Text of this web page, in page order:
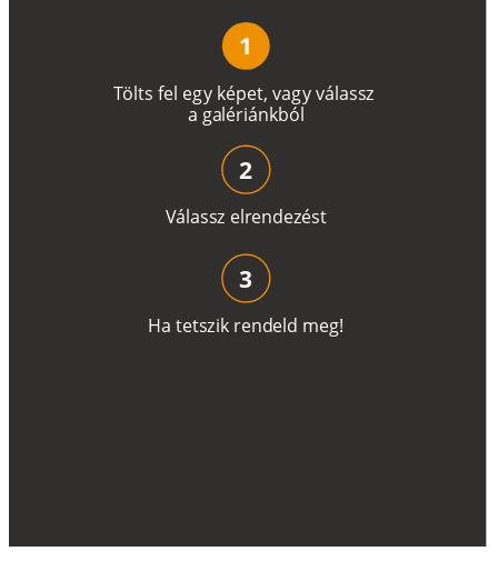
Tölts fel egy képet, vagyválassz
a galériánkból
1
Válassz elrendezést
2
Ha tetszik rendeld meg!
3